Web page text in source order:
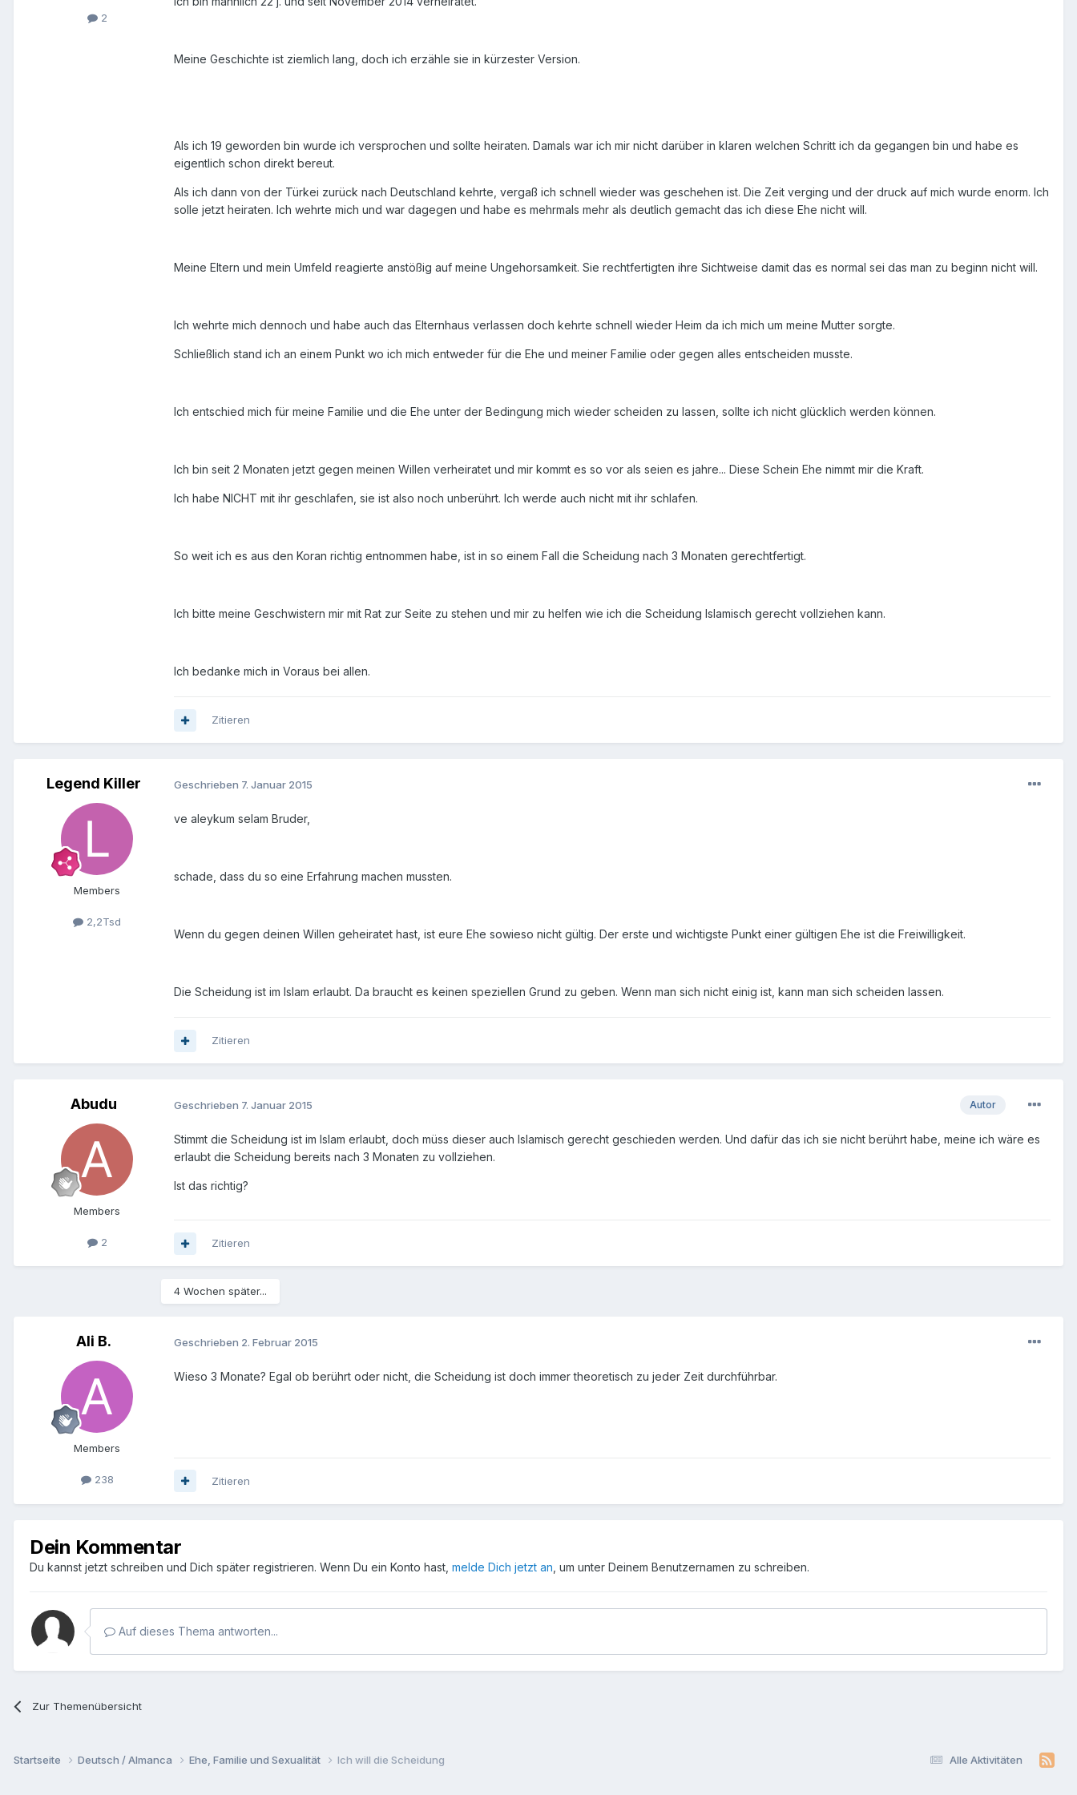
2
Meine Geschichte ist ziemlich lang, doch ich erzähle sie in kürzester Version.
Als ich 19 geworden bin wurde ich versprochen und sollte heiraten. Damals war ich mir nicht darüber in klaren welchen Schritt ich da gegangen bin und habe es
eigentlich schon direkt bereut.
Als ich dann von der Türkei zurück nach Deutschland kehrte, vergaß ich schnell wieder was geschehen ist. Die Zeit verging und der druck auf mich wurde enorm. Ich
solle jetzt heiraten. Ich wehrte mich und war dagegen und habe es mehrmals mehr als deutlich gemacht das ich diese Ehe nicht will.
Meine Eltern und mein Umfeld reagierte anstößig auf meine Ungehorsamkeit. Sie rechtfertigten ihre Sichtweise damit das es normal sei das man zu beginn nicht will.
Ich wehrte mich dennoch und habe auch das Elternhaus verlassen doch kehrte schnell wieder Heim da ich mich um meine Mutter sorgte.
Schließlich stand ich an einem Punkt wo ich mich entweder für die Ehe und meiner Familie oder gegen alles entscheiden musste.
Ich entschied mich für meine Familie und die Ehe unter der Bedingung mich wieder scheiden zu lassen, sollte ich nicht glücklich werden können.
Ich bin seit 2 Monaten jetzt gegen meinen Willen verheiratet und mir kommt es so vor als seien es jahre... Diese Schein Ehe nimmt mir die Kraft.
Ich habe NICHT mit ihr geschlafen, sie ist also noch unberührt. Ich werde auch nicht mit ihr schlafen.
So weit ich es aus den Koran richtig entnommen habe, ist in so einem Fall die Scheidung nach 3 Monaten gerechtfertigt.
Ich bitte meine Geschwistern mir mit Rat zur Seite zu stehen und mir zu helfen wie ich die Scheidung Islamisch gerecht vollziehen kann.
Ich bedanke mich in Voraus bei allen.
Zitieren
Legend Killer
Members
2,2Tsd
Geschrieben 7. Januar 2015
ve aleykum selam Bruder,
schade, dass du so eine Erfahrung machen mussten.
Wenn du gegen deinen Willen geheiratet hast, ist eure Ehe sowieso nicht gültig. Der erste und wichtigste Punkt einer gültigen Ehe ist die Freiwilligkeit.
Die Scheidung ist im Islam erlaubt. Da braucht es keinen speziellen Grund zu geben. Wenn man sich nicht einig ist, kann man sich scheiden lassen.
Zitieren
Abudu
Members
2
Autor
Geschrieben 7. Januar 2015
Stimmt die Scheidung ist im Islam erlaubt, doch müss dieser auch Islamisch gerecht geschieden werden. Und dafür das ich sie nicht berührt habe, meine ich wäre es
erlaubt die Scheidung bereits nach 3 Monaten zu vollziehen.
Ist das richtig?
Zitieren
4 Wochen später...
Ali B.
Members
238
Geschrieben 2. Februar 2015
Wieso 3 Monate? Egal ob berührt oder nicht, die Scheidung ist doch immer theoretisch zu jeder Zeit durchführbar.
Zitieren
Dein Kommentar
Du kannst jetzt schreiben und Dich später registrieren. Wenn Du ein Konto hast, melde Dich jetzt an , um unter Deinem Benutzernamen zu schreiben.
Auf dieses Thema antworten...
Zur Themenübersicht
Alle Aktivitäten
Startseite Deutsch / Almanca Ehe, Familie und Sexualität Ich will die Scheidung